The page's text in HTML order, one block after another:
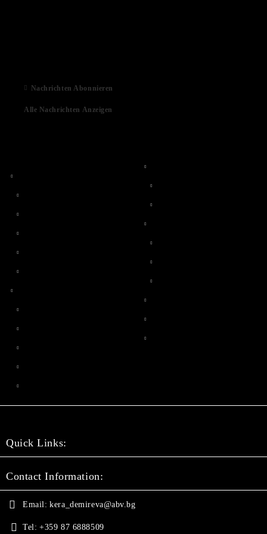
Nachrichten Abonnieren
Alle Nachrichten Anzeigen
Quick Links:
Contact Information:
Email: kera_demireva@abv.bg
Tel: +359 87 6888509